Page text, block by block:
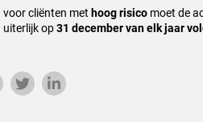
voor cliënten met hoog risico moet de
uiterlijk op31 december van elk jaar